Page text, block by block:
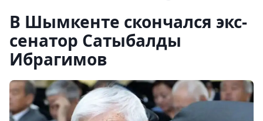
В Шымкенте скончался экс-
сенатор Сатыбалды
Ибрагимов